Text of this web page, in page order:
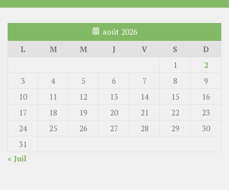
août 2026
L
M M J V S
D
1
2
3
4 5 6 7 8
9
10
11 12 13 14 15
16
17
18 19 20 21 22
23
24
25 26 27 28 29
30
31
« Juil